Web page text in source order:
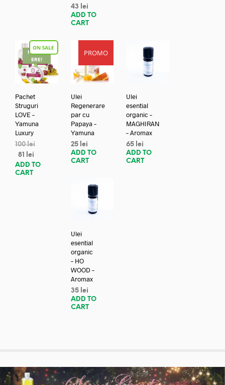
43
lei
ADD TO
CART
REDUC
ERE!
Pachet
Struguri
LOVE –
Yamuna
Luxury
100lei
81
lei
ADD TO
CART
PROMO
Ulei
Regenerare
par cu
Papaya –
Yamuna
25 lei
ADD TO
CART
Ulei
esential
organic –
MAGHIRAN
– Aromax
65 lei
ADD TO
CART
Ulei
esential
organic
– HO
WOOD –
Aromax
35 lei
ADD TO
CART